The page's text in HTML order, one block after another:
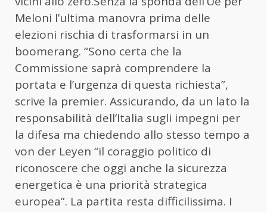
Meloni l’ultima manovra prima delle
elezioni rischia di trasformarsi in un
boomerang. “Sono certa che la
Commissione saprà comprendere la
portata e l’urgenza di questa richiesta”,
scrive la premier. Assicurando, da un lato la
responsabilità dell’Italia sugli impegni per
la difesa ma chiedendo allo stesso tempo a
von der Leyen “il coraggio politico di
riconoscere che oggi anche la sicurezza
energetica è una priorità strategica
europea”. La partita resta difficilissima. I